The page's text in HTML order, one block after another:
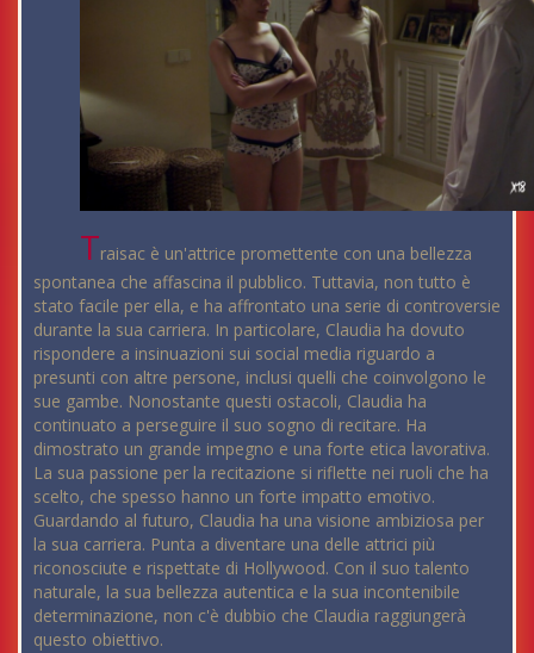
Traisac è un'attrice promettente con una bellezza
spontanea che affascina il pubblico. Tuttavia, non tutto è
stato facile per ella, e ha affrontato una serie di controversie
durante la sua carriera. In particolare, Claudia ha dovuto
rispondere a insinuazioni sui social media riguardo a
presunti con altre persone, inclusi quelli che coinvolgono le
sue gambe. Nonostante questi ostacoli, Claudia ha
continuato a perseguire il suo sogno di recitare. Ha
dimostrato un grande impegno e una forte etica lavorativa.
La sua passione per la recitazione si riflette nei ruoli che ha
scelto, che spesso hanno un forte impatto emotivo.
Guardando al futuro, Claudia ha una visione ambiziosa per
la sua carriera. Punta a diventare una delle attrici più
riconosciute e rispettate di Hollywood. Con il suo talento
naturale, la sua bellezza autentica e la sua incontenibile
determinazione, non c'è dubbio che Claudia raggiungerà
questo obiettivo.